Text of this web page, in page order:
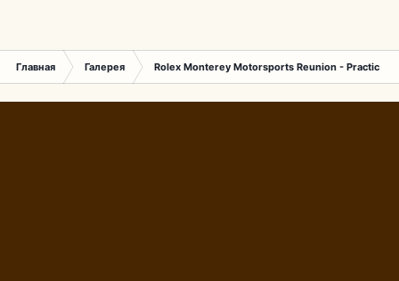
Главная Галерея Rolex Monterey Motorsports Reunion - Practice